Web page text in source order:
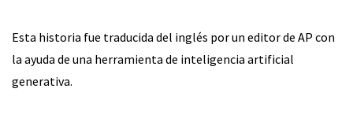
Esta historia fue traducida del inglés por un editor de AP con
la ayuda de una herramienta de inteligencia artificial
generativa.